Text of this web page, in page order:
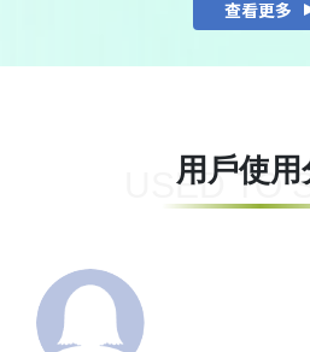
查看更多
USED TO
用戶使用